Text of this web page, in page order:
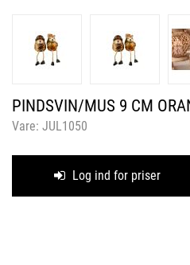
PINDSVIN/MUS 9 CM
Vare: JUL1050
Log ind for priser